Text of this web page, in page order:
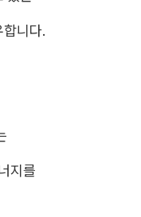
니다.
지를